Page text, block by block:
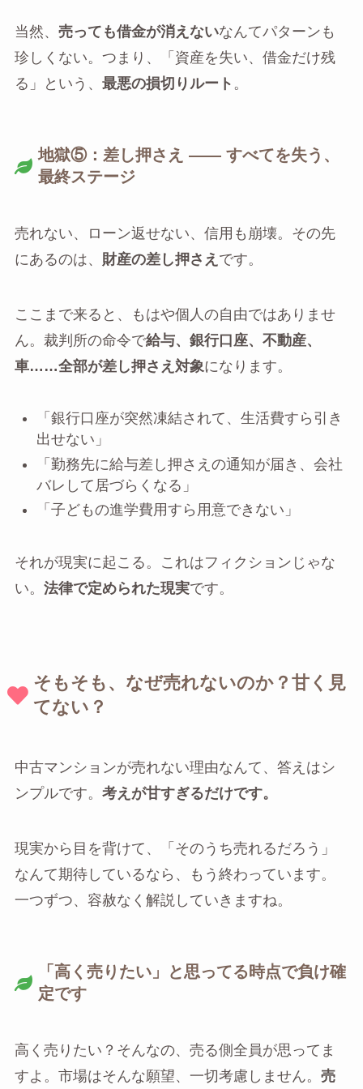
当然、 売っても借金が消えないなんてパターンも
珍しくない。つまり、「資産を失い、借金だけ残
る」という、 最悪の損切りルート 。
地獄⑤：差し押さえ —— すべてを失う、
最終ステージ
売れない、ローン返せない、信用も崩壊。その先
にあるのは、 財産の差し押さえ です。
ここまで来ると、もはや個人の自由ではありませ
ん。裁判所の命令で給与、銀行口座、不動産、
車……全部が差し押さえ対象になります。
「銀行口座が突然凍結されて、生活費すら引き
出せない」
「勤務先に給与差し押さえの通知が届き、会社
バレして居づらくなる」
「子どもの進学費用すら用意できない」
それが現実に起こる。これはフィクションじゃな
い。 法律で定められた現実です。
そもそも、なぜ売れないのか？甘く見
てない？
中古マンションが売れない理由なんて、答えはシ
ンプルです。 考えが甘すぎるだけです。
現実から目を背けて、「そのうち売れるだろう」
なんて期待しているなら、もう終わっています。
一つずつ、容赦なく解説していきますね。
「高く売りたい」と思ってる時点で負け確
定です
高く売りたい？そんなの、売る側全員が思ってま
すよ。市場はそんな願望、一切考慮しません。 売